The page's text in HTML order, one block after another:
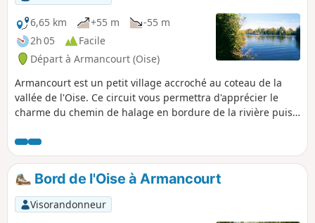
6,65 km
+55 m
-55 m
2h 05
Facile
Départ à Armancourt (Oise)
Armancourt est un petit village accroché au coteau de la
vallée de l'Oise. Ce circuit vous permettra d'apprécier le
charme du chemin de halage en bordure de la rivière puis
vallée au sud et la plaine au Nord.
Bord de l'Oise à Armancourt
Visorandonneur